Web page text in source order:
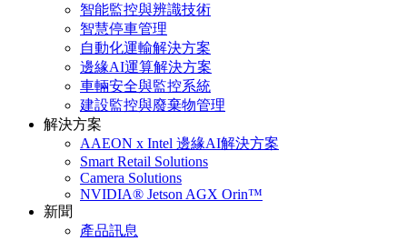
智能監控與辨識技術
智慧停車管理
自動化運輸解決方案
邊緣AI運算解決方案
車輛安全與監控系統
建設監控與廢棄物管理
解決方案
AAEON x Intel 邊緣AI解決方案
Smart Retail Solutions
Camera Solutions
NVIDIA® Jetson AGX Orin™
新聞
產品訊息